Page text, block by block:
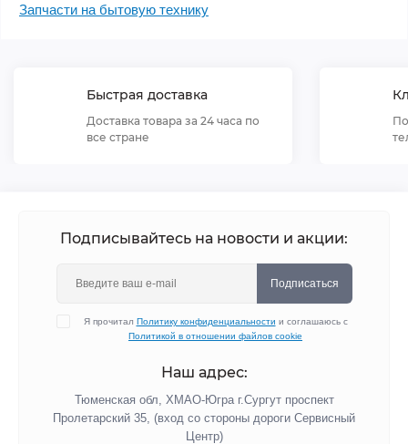
Запчасти на бытовую технику
Быстрая доставка
Доставка товара за 24 часа по
все стране
Подписывайтесь на новости и акции:
Подписаться
Я прочитал Политику конфиденциальности и соглашаюсь с
Политикой в отношении файлов cookie
Наш адрес:
Тюменская обл, ХМАО-Югра г.Сургут проспект
Пролетарский 35, (вход со стороны дороги Сервисный
Центр)